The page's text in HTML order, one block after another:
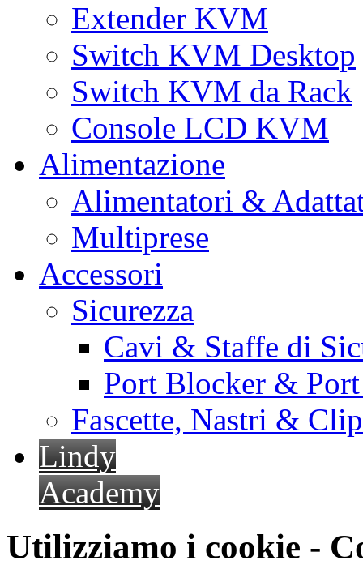
Extender KVM
Switch KVM Desktop
Switch KVM da Rack
Console LCD KVM
Alimentazione
Alimentatori &
Multiprese
Accessori
Sicurezza
Cavi & Staffe di
Port Blocker &
Fascette, Nastri &
Lindy
Academy
Utilizziamo i cookie -